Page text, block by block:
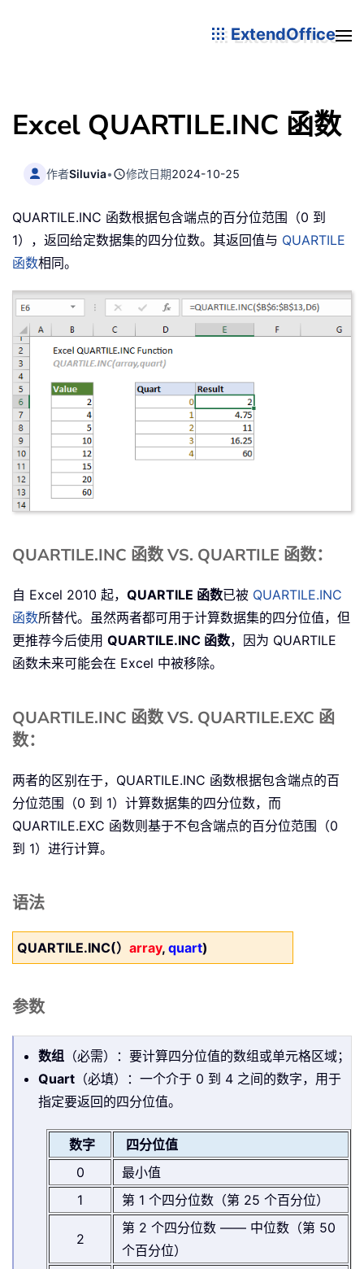
ExtendOffice
Excel QUARTILE.INC 函数
作者Siluvia• 修改日期2024-10-25
QUARTILE.INC 函数根据包含端点的百分位范围（0 到
1），返回给定数据集的四分位数。其返回值与 QUARTILE
函数相同。
QUARTILE.INC 函数 VS. QUARTILE 函数：
自 Excel 2010 起， QUARTILE 函数已被 QUARTILE.INC
函数所替代。虽然两者都可用于计算数据集的四分位值，但
更推荐今后使用 QUARTILE.INC 函数，因为 QUARTILE
函数未来可能会在 Excel 中被移除。
QUARTILE.INC 函数 VS. QUARTILE.EXC 函
数：
两者的区别在于，QUARTILE.INC 函数根据包含端点的百
分位范围（0 到 1）计算数据集的四分位数，而
QUARTILE.EXC 函数则基于不包含端点的百分位范围（0
到 1）进行计算。
语法
QUARTILE.INC(） array, quart)
参数
数组 （必需）：要计算四分位值的数组或单元格区域；
Quart （必填）：一个介于 0 到 4 之间的数字，用于
指定要返回的四分位值。
数字
四分位值
0
最小值
1
第 1 个四分位数（第 25 个百分位）
2
第 2 个四分位数 —— 中位数（第 50
个百分位）